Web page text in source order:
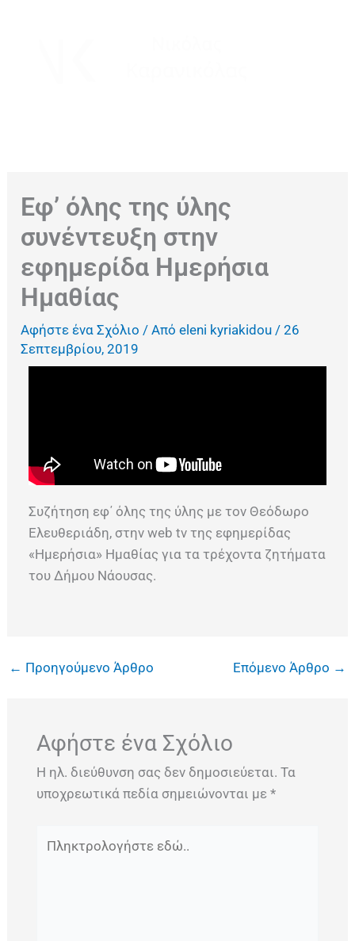
Εφ’ όλης της ύλης
συνέντευξη στην
εφημερίδα Ημερήσια
Ημαθίας
Αφήστε ένα Σχόλιο / Απόeleni kyriakidou/26
Σεπτεμβρίου, 2019
Συζήτηση εφ΄ όλης της ύλης με τον Θεόδωρο
Ελευθεριάδη, στην web tv της εφημερίδας
«Ημερήσια» Ημαθίας για τα τρέχοντα ζητήματα
του Δήμου Νάουσας.
← Προηγούμενο Άρθρο Επόμενο Άρθρο →
Αφήστε ένα Σχόλιο
Η ηλ. διεύθυνση σας δεν δημοσιεύεται. Τα
υποχρεωτικά πεδία σημειώνονται με *
εδώ..